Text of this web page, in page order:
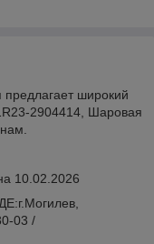
широкий
2904414, Шаровая
10.02.2026
03 /